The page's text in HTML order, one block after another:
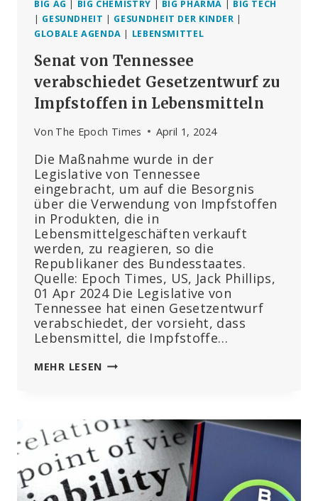
BIG AG | BIG CHEMISTRY | BIG PHARMA | BIG TECH
| GESUNDHEIT | GESUNDHEIT DER KINDER |
GLOBALE AGENDA | LEBENSMITTEL
Senat von Tennessee
verabschiedet Gesetzentwurf zu
Impfstoffen in Lebensmitteln
Von The Epoch Times April 1, 2024
Die Maßnahme wurde in der
Legislative von Tennessee
eingebracht, um auf die Besorgnis
über die Verwendung von Impfstoffen
in Produkten, die in
Lebensmittelgeschäften verkauft
werden, zu reagieren, so die
Republikaner des Bundesstaates.
Quelle: Epoch Times, US, Jack Phillips,
01 Apr 2024 Die Legislative von
Tennessee hat einen Gesetzentwurf
verabschiedet, der vorsieht, dass
Lebensmittel, die Impfstoffe…
MEHR LESEN SENAT
GESETZENTWURF
IMPFSTOFFEN
IN
LEBENSMITTELN